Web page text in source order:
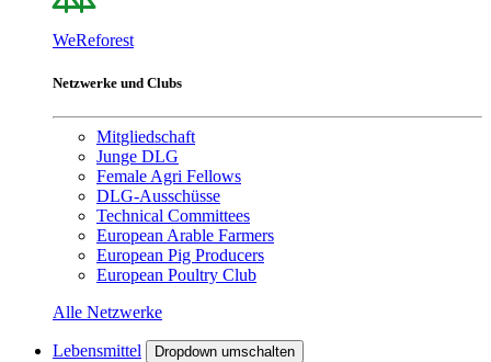
WeReforest
Netzwerke und Clubs
Mitgliedschaft
Junge DLG
Female Agri Fellows
DLG-Ausschüsse
Technical Committees
European Arable Farmers
European Pig Producers
European Poultry Club
Alle Netzwerke
Lebensmittel Dropdown umschalten